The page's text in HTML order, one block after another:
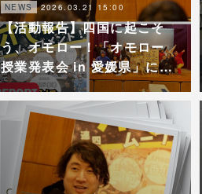
NEWS 2026.03.21 15:00
【活動報告】四国に起こそ
う、オモロー！「オモロー
授業発表会 in 愛媛県」に…